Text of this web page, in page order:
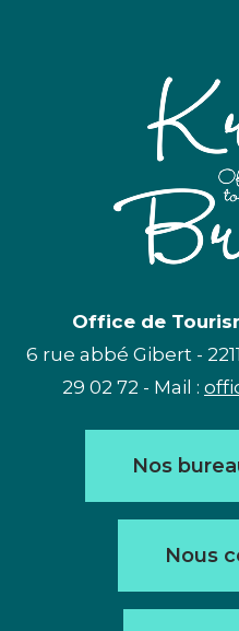
Office de
6 rue abbé Gibert -
29 02 72 - Mail :
Nos
Nous